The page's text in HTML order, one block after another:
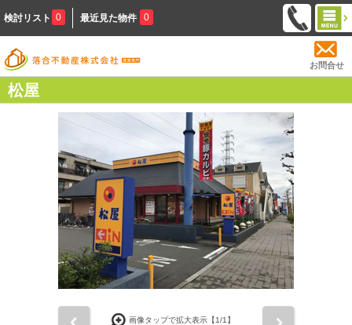
検討リスト 0 最近見た物件 0
お問合せ
松屋
画像タップで拡大表示【1/1】